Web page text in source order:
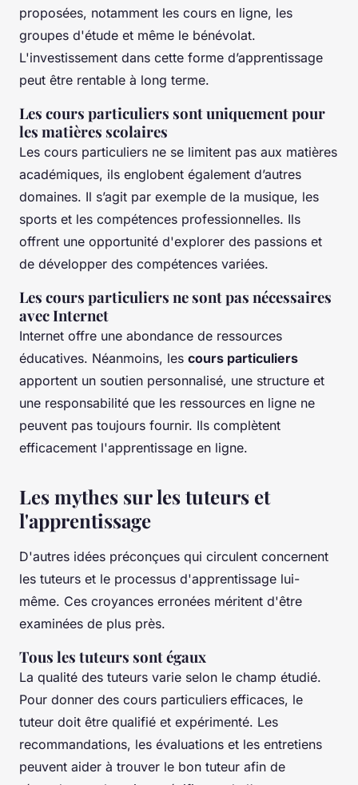
proposées, notamment les cours en ligne, les
groupes d'étude et même le bénévolat.
L'investissement dans cette forme d’apprentissage
peut être rentable à long terme.
Les cours particuliers sont uniquement pour
les matières scolaires
Les cours particuliers ne se limitent pas aux matières
académiques, ils englobent également d’autres
domaines. Il s’agit par exemple de la musique, les
sports et les compétences professionnelles. Ils
offrent une opportunité d'explorer des passions et
de développer des compétences variées.
Les cours particuliers ne sont pas nécessaires
avec Internet
Internet offre une abondance de ressources
éducatives. Néanmoins, les cours particuliers
apportent un soutien personnalisé, une structure et
une responsabilité que les ressources en ligne ne
peuvent pas toujours fournir. Ils complètent
efficacement l'apprentissage en ligne.
Les mythes sur les tuteurs et
l'apprentissage
D'autres idées préconçues qui circulent concernent
les tuteurs et le processus d'apprentissage lui-
même. Ces croyances erronées méritent d'être
examinées de plus près.
Tous les tuteurs sont égaux
La qualité des tuteurs varie selon le champ étudié.
Pour donner des cours particuliers efficaces, le
tuteur doit être qualifié et expérimenté. Les
recommandations, les évaluations et les entretiens
peuvent aider à trouver le bon tuteur afin de